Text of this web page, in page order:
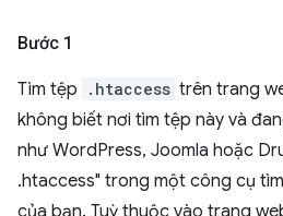
Bước 1
Tìm tệp .htaccess trên trang
không biết nơi tìm tệp này và
như WordPress, Joomla hoặc
.htaccess" trong một công cụ
của bạn. Tuỳ thuộc vào trang